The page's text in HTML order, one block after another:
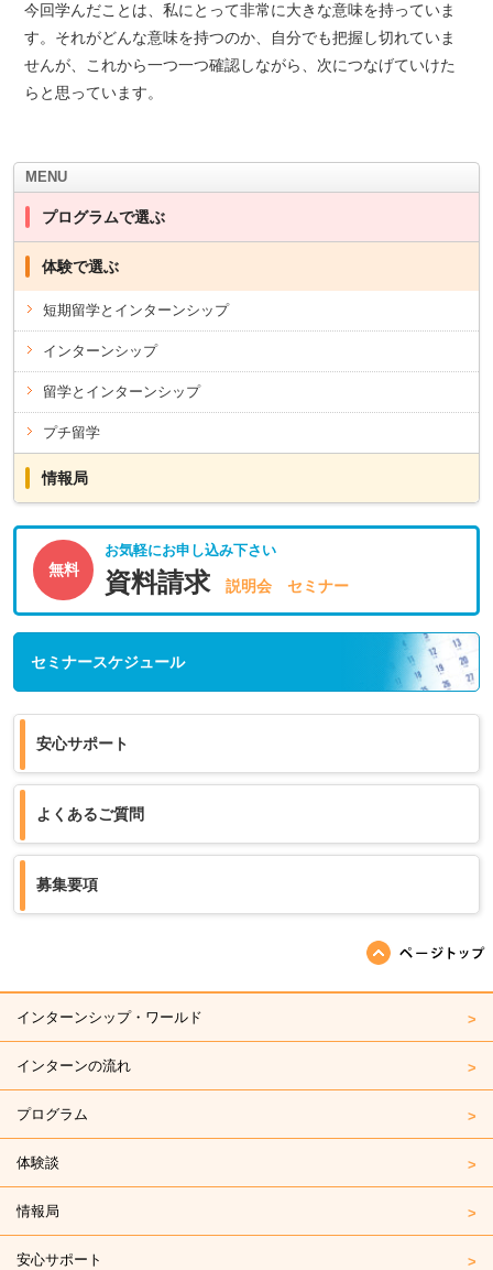
今回学んだことは、私にとって非常に大きな意味を持っていま
す。それがどんな意味を持つのか、自分でも把握し切れていま
せんが、これから一つ一つ確認しながら、次につなげていけた
らと思っています。
MENU
プログラムで選ぶ
体験で選ぶ
短期留学とインターンシップ
インターンシップ
留学とインターンシップ
プチ留学
情報局
無料
お気軽にお申し込み下さい
資料請求 説明会 セミナー
セミナースケジュール
安心サポート
よくあるご質問
募集要項
インターンシップ・ワールド
インターンの流れ
プログラム
体験談
情報局
安心サポート